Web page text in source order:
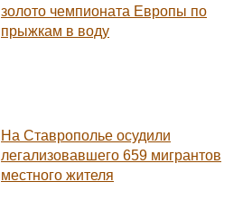
золото чемпионата Европы по
прыжкам в воду
На Ставрополье осудили
легализовавшего 659 мигрантов
местного жителя